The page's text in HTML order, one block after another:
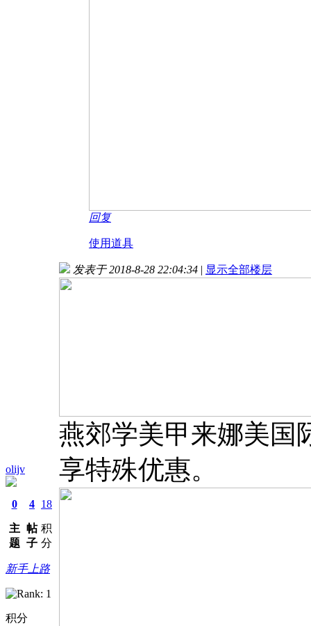
回复
使用道具
olijv
0
主
题
4
帖
子
18
积
分
新手上路
积分
发表于 2018-8-28 22:04:34 | 显示全部楼层
燕郊学美甲来娜美国
享特殊优惠。